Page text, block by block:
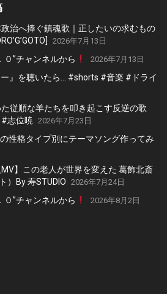
政治へ捧ぐ鎮魂歌｜正したいの求むもの
2026年7月13日
０”チャンネルから 2026年7月13日
』を聴いたら… #shorts #音楽 #ドライ
従順な羊たちを叩き起こす反逆の歌
#志位暁 2026年7月23日
性格タイプ別にテーマソング作ってみ
MV】この老人が世界を変えた 葛飾北斎
）By 寿STUDIO 2026年7月24日
０”チャンネルから 2026年8月2日